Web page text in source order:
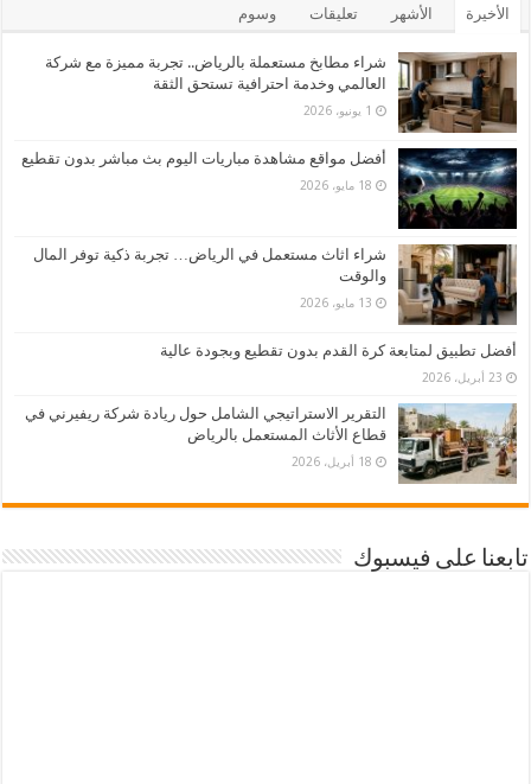
الأخيرة الأشهر تعليقات وسوم
شراء مطابخ مستعملة بالرياض.. تجربة مميزة مع شركة
العالمي وخدمة احترافية تستحق الثقة
1 يونيو، 2026
أفضل مواقع مشاهدة مباريات اليوم بث مباشر بدون تقطيع
18 مايو، 2026
شراء اثاث مستعمل في الرياض… تجربة ذكية توفر المال
والوقت
13 مايو، 2026
أفضل تطبيق لمتابعة كرة القدم بدون تقطيع وبجودة عالية
23 أبريل، 2026
التقرير الاستراتيجي الشامل حول ريادة شركة ريفيرني في
قطاع الأثاث المستعمل بالرياض
18 أبريل، 2026
تابعنا على فيسبوك